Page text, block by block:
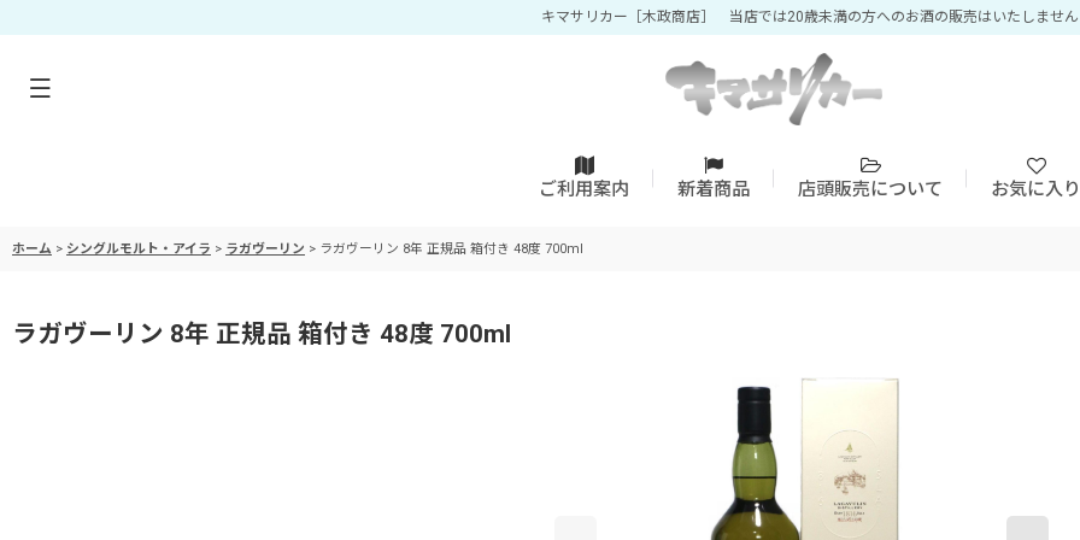
キマサリカー［木政商店］ 当店では20歳未満の方へのお酒の販売はいたしません
ご利用案内 新着商品 店頭販売について お気に入り
ホーム > シングルモルト・アイラ > ラガヴーリン > ラガヴーリン 8年 正規品 箱付き 48度 700ml
ラガヴーリン 8年 正規品 箱付き 48度 700ml